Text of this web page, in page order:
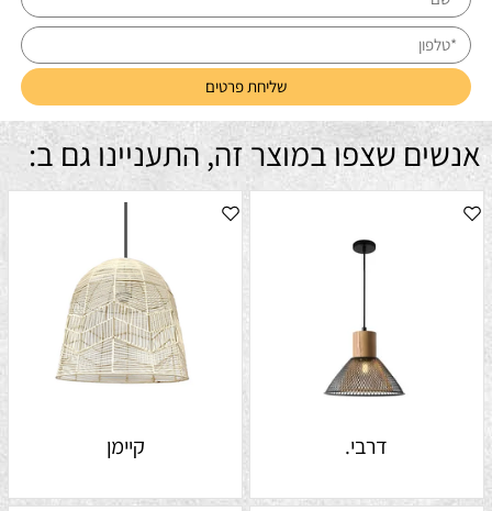
אנשים שצפו במוצר זה, התעניינו גם ב:
דרבי. קיימן